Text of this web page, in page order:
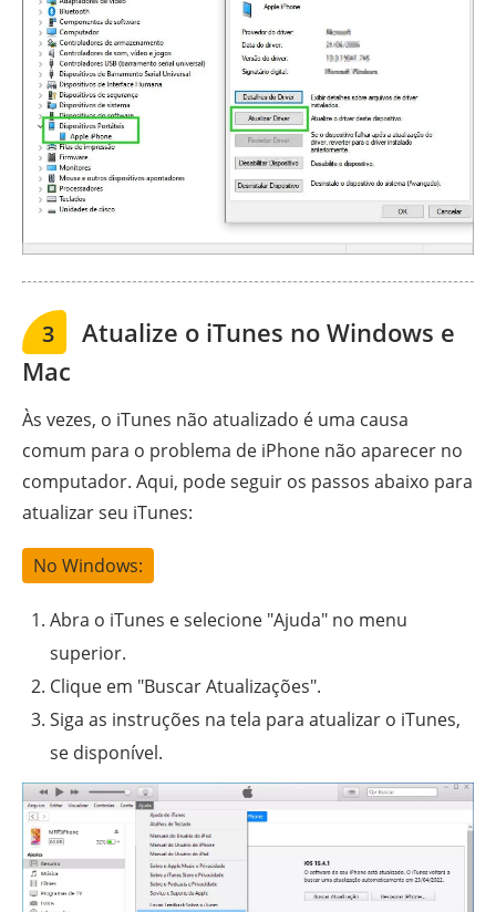
3
Atualize o iTunes no Windows e
Mac
Às vezes, o iTunes não atualizado é uma causa
comum para o problema de iPhone não aparecer no
computador. Aqui, pode seguir os passos abaixo para
atualizar seu iTunes:
No Windows:
Abra o iTunes e selecione "Ajuda" no menu
superior.
Clique em "Buscar Atualizações".
Siga as instruções na tela para atualizar o iTunes,
se disponível.